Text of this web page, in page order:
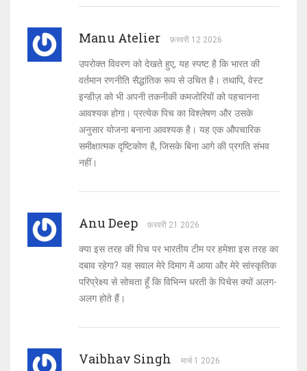
Manu Atelier फ़रवरी 12 2026
उपरोक्त विवरण को देखते हुए, यह स्पष्ट है कि भारत की
वर्तमान रणनीति सैद्धांतिक रूप से उचित है। तथापि, वेस्ट
इन्डीज़ को भी अपनी तकनीकी कमजोरियों को पहचानना
आवश्यक होगा। प्रत्येक पिच का विश्लेषण और उसके
अनुसार योजना बनाना आवश्यक है। यह एक औपचारिक
समीक्षात्मक दृष्टिकोण है, जिसके बिना आगे की प्रगति संभव
नहीं।
Anu Deep फ़रवरी 21 2026
क्या इस तरह की पिच पर भारतीय टीम पर हमेशा इस तरह का
दबाव रहेगा? यह सवाल मेरे दिमाग में आया और मेरे सांस्कृतिक
परिप्रेक्ष्य से सोचता हूँ कि विभिन्न धरती के पिचेस क्यों अलग-
अलग होते हैं।
Vaibhav Singh मार्च 1 2026